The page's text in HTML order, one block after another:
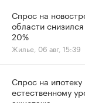
Спрос на
области
20%
Жилье, 06 авг, 15:39
Спрос на
естественному